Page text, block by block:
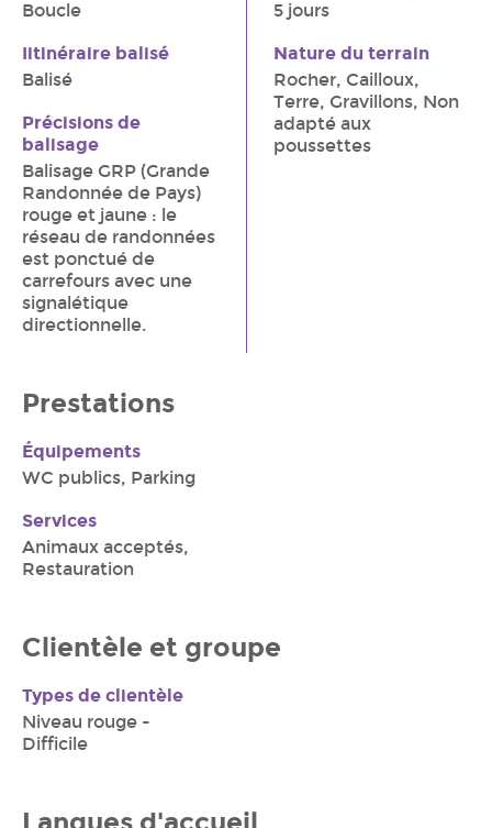
Boucle
Iitinéraire balisé
Balisé
Précisions de
balisage
Balisage GRP (Grande
Randonnée de Pays)
rouge et jaune : le
réseau de randonnées
est ponctué de
carrefours avec une
signalétique
directionnelle.
5 jours
Nature du terrain
Rocher, Cailloux,
Terre, Gravillons, Non
adapté aux
poussettes
Prestations
Équipements
WC publics, Parking
Services
Animaux acceptés,
Restauration
Clientèle et groupe
Types de clientèle
Niveau rouge -
Difficile
Langues d'accueil